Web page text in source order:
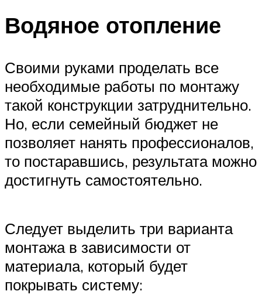
Водяное отопление
Своими руками проделать все
необходимые работы по монтажу
такой конструкции затруднительно.
Но, если семейный бюджет не
позволяет нанять профессионалов,
то постаравшись, результата можно
достигнуть самостоятельно.
Следует выделить три варианта
монтажа в зависимости от
материала, который будет
покрывать систему: